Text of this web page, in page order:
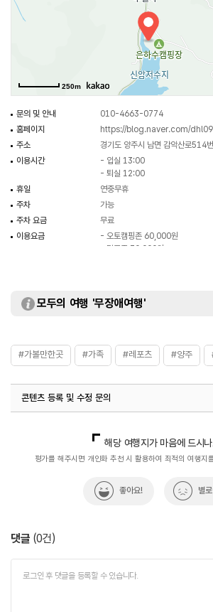
매점은 운영하지 않으므로 음식과 장작 등 필요한 물
좋으며 반려견 동반 기준은 기본 2인 1견으로 운영되
근교에서 특별한 추억을 만들기에 좋은 캠핑장이다.
250m
문의 및 안내
010-4663-0774
홈페이지
https://blog.naver.com/
주소
경기도 양주시 남면 감악산로514
이용시간
- 입실 13:00
- 퇴실 12:00
휴일
연중무휴
주차
가능
주차 요금
무료
이용요금
- 오토캠핑존 60,000원
- 타프존 70,000원
모두의 여행 '무장애여행'
#가볼만한곳 #가족 #레포츠 #양주
콘텐츠 등록 및 수정 문의
해당 여행지가 마음에 드시
평가를 해주시면 개인화 추천 시 활용하여 최적의 여행지
좋아요! 별
댓글 (0건)